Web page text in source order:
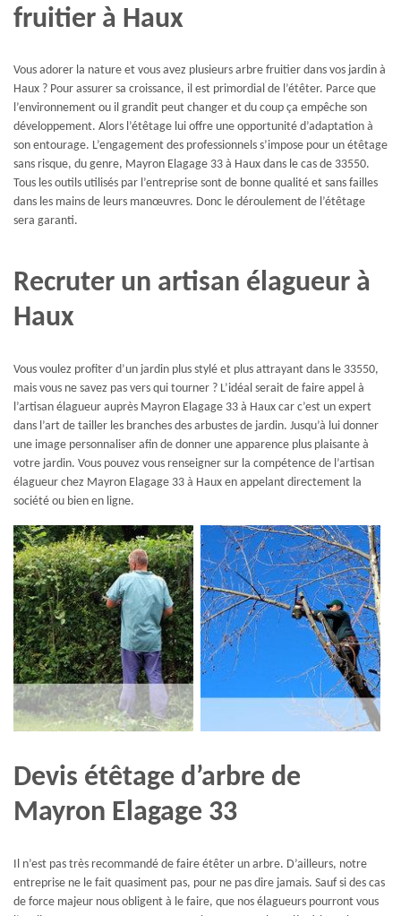
fruitier à Haux
Vous adorer la nature et vous avez plusieurs arbre fruitier dans vos jardin à
Haux ? Pour assurer sa croissance, il est primordial de l’étêter. Parce que
l’environnement ou il grandit peut changer et du coup ça empêche son
développement. Alors l’étêtage lui offre une opportunité d’adaptation à
son entourage. L’engagement des professionnels s’impose pour un étêtage
sans risque, du genre, Mayron Elagage 33 à Haux dans le cas de 33550.
Tous les outils utilisés par l’entreprise sont de bonne qualité et sans failles
dans les mains de leurs manœuvres. Donc le déroulement de l’étêtage
sera garanti.
Recruter un artisan élagueur à
Haux
Vous voulez profiter d’un jardin plus stylé et plus attrayant dans le 33550,
mais vous ne savez pas vers qui tourner ? L’idéal serait de faire appel à
l’artisan élagueur auprès Mayron Elagage 33 à Haux car c’est un expert
dans l’art de tailler les branches des arbustes de jardin. Jusqu’à lui donner
une image personnaliser afin de donner une apparence plus plaisante à
votre jardin. Vous pouvez vous renseigner sur la compétence de l’artisan
élagueur chez Mayron Elagage 33 à Haux en appelant directement la
société ou bien en ligne.
Devis étêtage d’arbre de
Mayron Elagage 33
Il n’est pas très recommandé de faire étêter un arbre. D’ailleurs, notre
entreprise ne le fait quasiment pas, pour ne pas dire jamais. Sauf si des cas
de force majeur nous obligent à le faire, que nos élagueurs pourront vous